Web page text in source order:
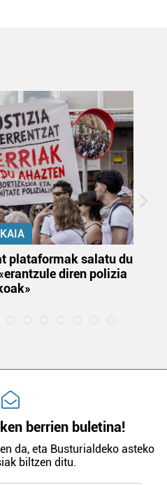
plataformak salatu du
diren polizia
berrien buletina!
da, eta Busturialdeko asteko
biltzen ditu.